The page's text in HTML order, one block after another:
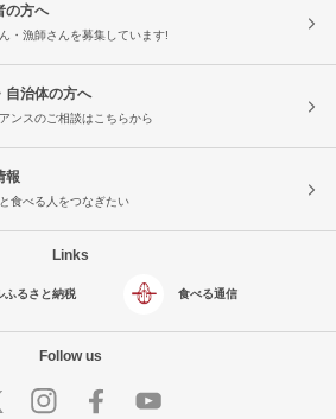
の方へ
・漁師さんを募集しています!
自治体の方へ
ンスのご相談はこちらから
報
食べる人をつなぎたい
Links
ふるさと納税 食べる通信
Follow us